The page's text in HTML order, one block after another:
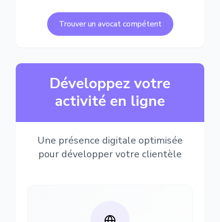
Trouver un avocat compétent
Développez votre
activité en ligne
Une présence digitale optimisée
pour développer votre clientèle